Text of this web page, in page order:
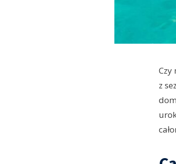
Czy
z